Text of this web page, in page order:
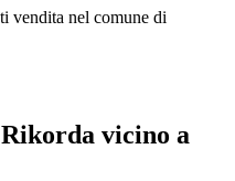
vendita nel comune di
vicino a